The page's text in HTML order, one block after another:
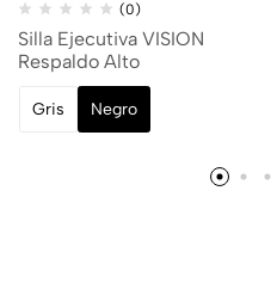
(0)
Silla Ejecutiva VISION
Respaldo Alto
Gris Negro